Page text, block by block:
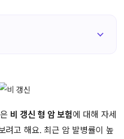
비 갱신 형 암 보험에 대해 자세
려고 해요. 최근 암 발병률이 높